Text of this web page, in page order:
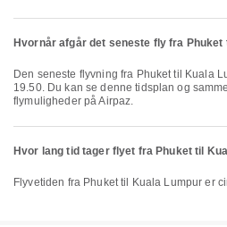
Hvornår afgår det seneste fly fra Phuket
Den seneste flyvning fra Phuket til Kuala Lumpur med AirAsia afgår kl.
19.50. Du kan se denne tidsplan og
flymuligheder på Airpaz.
Hvor lang tid tager flyet fra Phuket til
Flyvetiden fra Phuket til Kuala Lumpur er